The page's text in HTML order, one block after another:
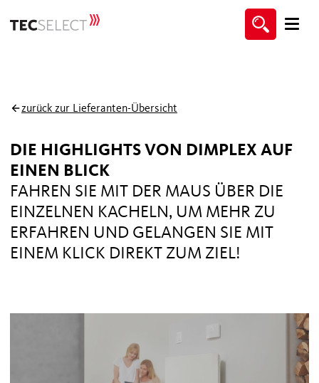
zurück zur Lieferanten-Übersicht
DIE HIGHLIGHTS VON DIMPLEX AUF
EINEN BLICK
FAHREN SIE MIT DER MAUS ÜBER DIE
EINZELNEN KACHELN, UM MEHR ZU
ERFAHREN UND GELANGEN SIE MIT
EINEM KLICK DIREKT ZUM ZIEL!